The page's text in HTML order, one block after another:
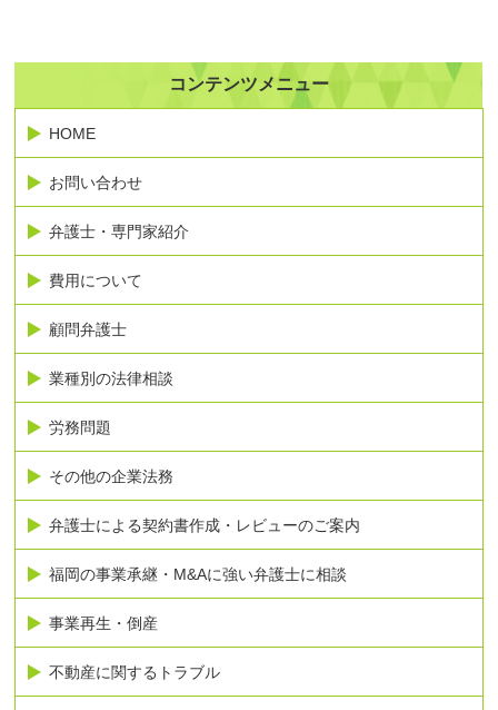
コンテンツメニュー
HOME
お問い合わせ
弁護士・専門家紹介
費用について
顧問弁護士
業種別の法律相談
労務問題
その他の企業法務
弁護士による契約書作成・レビューのご案内
福岡の事業承継・M&Aに強い弁護士に相談
事業再生・倒産
不動産に関するトラブル